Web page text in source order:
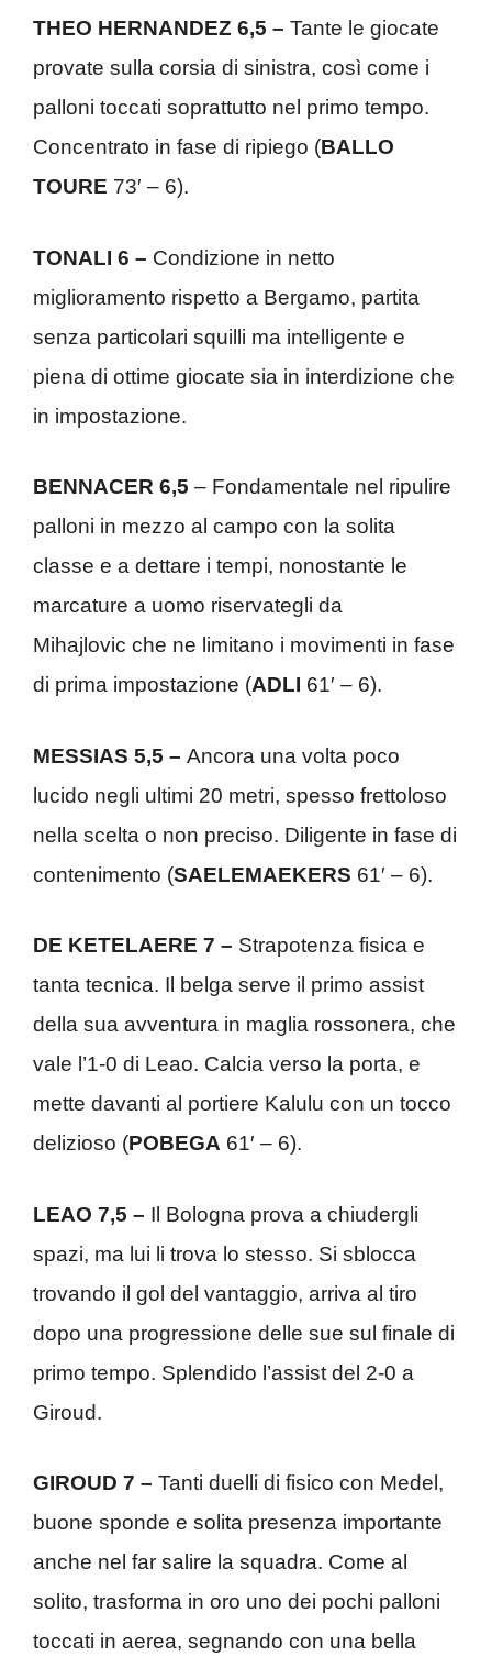
THEO HERNANDEZ 6,5 – Tante le giocate
provate sulla corsia di sinistra, così come i
palloni toccati soprattutto nel primo tempo.
Concentrato in fase di ripiego (BALLO
TOURE 73′ – 6).
TONALI 6 – Condizione in netto
miglioramento rispetto a Bergamo, partita
senza particolari squilli ma intelligente e
piena di ottime giocate sia in interdizione che
in impostazione.
BENNACER 6,5 – Fondamentale nel ripulire
palloni in mezzo al campo con la solita
classe e a dettare i tempi, nonostante le
marcature a uomo riservategli da
Mihajlovic che ne limitano i movimenti in fase
di prima impostazione (ADLI 61′ – 6).
MESSIAS 5,5 – Ancora una volta poco
lucido negli ultimi 20 metri, spesso frettoloso
nella scelta o non preciso. Diligente in fase di
contenimento (SAELEMAEKERS 61′ – 6).
DE KETELAERE 7 – Strapotenza fisica e
tanta tecnica. Il belga serve il primo assist
della sua avventura in maglia rossonera, che
vale l’1-0 di Leao. Calcia verso la porta, e
mette davanti al portiere Kalulu con un tocco
delizioso (POBEGA 61′ – 6).
LEAO 7,5 – Il Bologna prova a chiudergli
spazi, ma lui li trova lo stesso. Si sblocca
trovando il gol del vantaggio, arriva al tiro
dopo una progressione delle sue sul finale di
primo tempo. Splendido l’assist del 2-0 a
Giroud.
GIROUD 7 – Tanti duelli di fisico con Medel,
buone sponde e solita presenza importante
anche nel far salire la squadra. Come al
solito, trasforma in oro uno dei pochi palloni
toccati in aerea, segnando con una bella